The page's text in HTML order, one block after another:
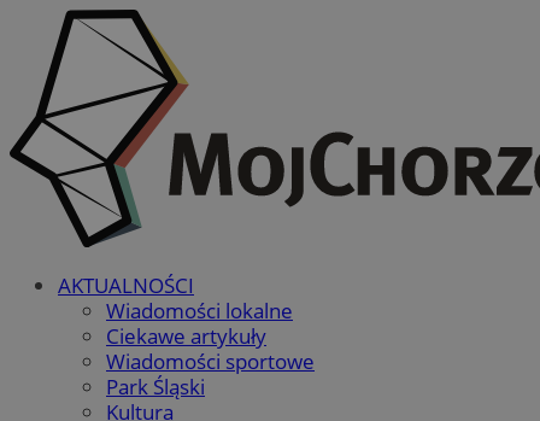
AKTUALNOŚCI
Wiadomości lokalne
Ciekawe artykuły
Wiadomości sportowe
Park Śląski
Kultura